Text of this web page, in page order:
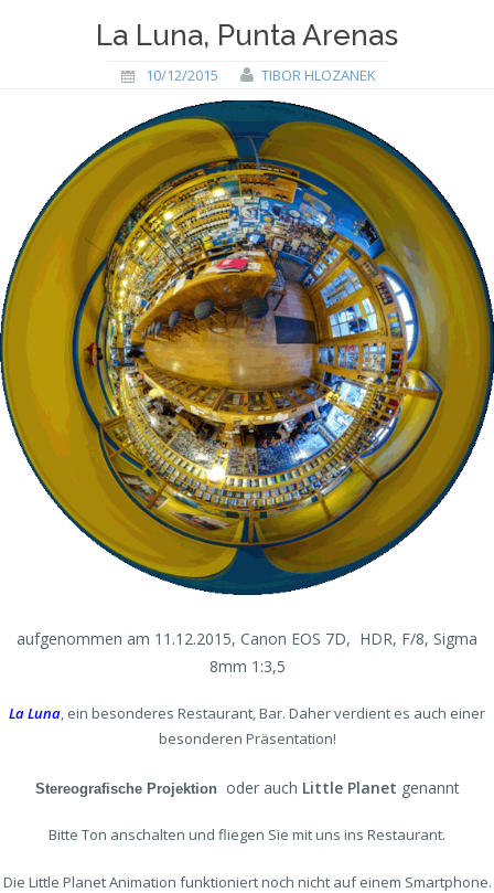
La Luna, Punta Arenas
10/12/2015 TIBOR HLOZANEK
aufgenommen am 11.12.2015, Canon EOS 7D, HDR, F/8, Sigma
8mm 1:3,5
La Luna, ein besonderes Restaurant, Bar. Daher verdient es auch einer
besonderen Präsentation!
Stereografische Projektionoder auch Little Planet genannt
Bitte Ton anschalten und fliegen Sie mit uns ins Restaurant.
Die Little Planet Animation funktioniert noch nicht auf einem Smartphone.